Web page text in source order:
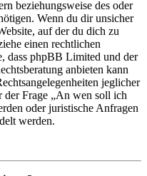
beziehungsweise des oder
Wenn du dir unsicher
auf der du dich zu
einen rechtlichen
dass phpBB Limited und der
anbieten kann
jeglicher
der Frage „An wen soll ich
oder juristische Anfragen
werden.